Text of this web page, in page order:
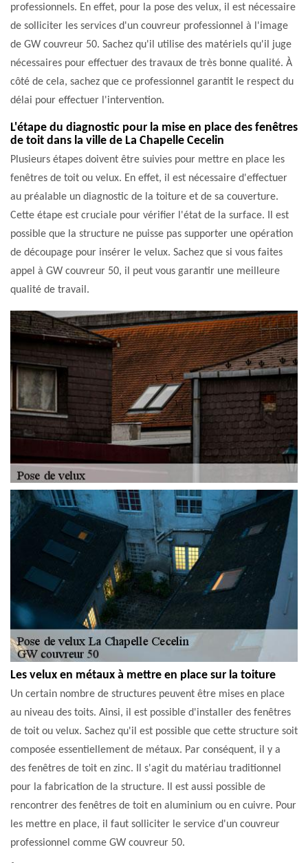
professionnels. En effet, pour la pose des velux, il est nécessaire
de solliciter les services d'un couvreur professionnel à l'image
de GW couvreur 50. Sachez qu'il utilise des matériels qu'il juge
nécessaires pour effectuer des travaux de très bonne qualité. À
côté de cela, sachez que ce professionnel garantit le respect du
délai pour effectuer l'intervention.
L'étape du diagnostic pour la mise en place des fenêtres
de toit dans la ville de La Chapelle Cecelin
Plusieurs étapes doivent être suivies pour mettre en place les
fenêtres de toit ou velux. En effet, il est nécessaire d'effectuer
au préalable un diagnostic de la toiture et de sa couverture.
Cette étape est cruciale pour vérifier l'état de la surface. Il est
possible que la structure ne puisse pas supporter une opération
de découpage pour insérer le velux. Sachez que si vous faites
appel à GW couvreur 50, il peut vous garantir une meilleure
qualité de travail.
Les velux en métaux à mettre en place sur la toiture
Un certain nombre de structures peuvent être mises en place
au niveau des toits. Ainsi, il est possible d'installer des fenêtres
de toit ou velux. Sachez qu'il est possible que cette structure soit
composée essentiellement de métaux. Par conséquent, il y a
des fenêtres de toit en zinc. Il s'agit du matériau traditionnel
pour la fabrication de la structure. Il est aussi possible de
rencontrer des fenêtres de toit en aluminium ou en cuivre. Pour
les mettre en place, il faut solliciter le service d'un couvreur
professionnel comme GW couvreur 50.